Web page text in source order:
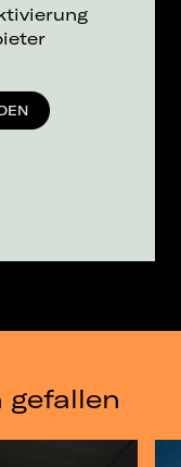
gefallen